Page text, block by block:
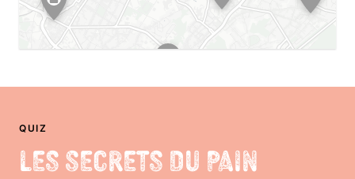
QUIZ
Les Secrets du Pain